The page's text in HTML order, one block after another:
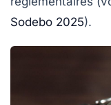
Sodebo 2025).